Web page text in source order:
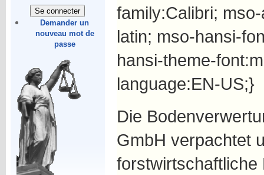
Demander un
nouveau mot de
passe
family:Calibri;
latin; mso-hansi-
hansi-theme-
language:EN-US;}
Die
GmbH verpachtet
forstwirtschaftliche